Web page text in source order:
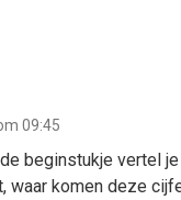
09:45
beginstukje vertel
waar komen deze